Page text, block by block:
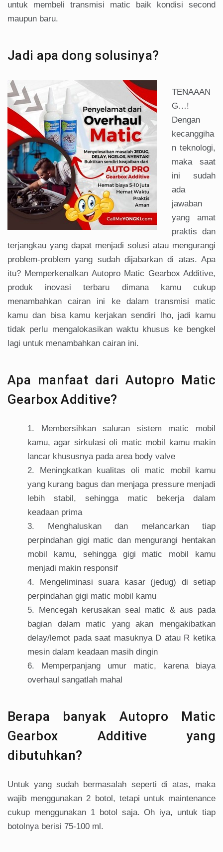
untuk membeli transmisi matic baik kondisi second
maupun baru.
Jadi apa dong solusinya?
TENAAAN
G…!
Dengan
kecanggiha
n teknologi,
maka saat
ini sudah
ada
jawaban
yang amat
praktis dan
terjangkau yang dapat menjadi solusi atau mengurangi
problem-problem yang sudah dijabarkan di atas. Apa
itu? Memperkenalkan Autopro Matic Gearbox Additive,
produk inovasi terbaru dimana kamu cukup
menambahkan cairan ini ke dalam transmisi matic
kamu dan bisa kamu kerjakan sendiri lho, jadi kamu
tidak perlu mengalokasikan waktu khusus ke bengkel
lagi untuk menambahkan cairan ini.
Apa manfaat dari Autopro Matic
Gearbox Additive?
Membersihkan saluran sistem matic mobil
kamu, agar sirkulasi oli matic mobil kamu makin
lancar khususnya pada area body valve
Meningkatkan kualitas oli matic mobil kamu
yang kurang bagus dan menjaga pressure menjadi
lebih stabil, sehingga matic bekerja dalam
keadaan prima
Menghaluskan dan melancarkan tiap
perpindahan gigi matic dan mengurangi hentakan
mobil kamu, sehingga gigi matic mobil kamu
menjadi makin responsif
Mengeliminasi suara kasar (jedug) di setiap
perpindahan gigi matic mobil kamu
Mencegah kerusakan seal matic & aus pada
bagian dalam matic yang akan mengakibatkan
delay/lemot pada saat masuknya D atau R ketika
mesin dalam keadaan masih dingin
Memperpanjang umur matic, karena biaya
overhaul sangatlah mahal
Berapa banyak Autopro Matic
Gearbox Additive yang
dibutuhkan?
Untuk yang sudah bermasalah seperti di atas, maka
wajib menggunakan 2 botol, tetapi untuk maintenance
cukup menggunakan 1 botol saja. Oh iya, untuk tiap
botolnya berisi 75-100 ml.